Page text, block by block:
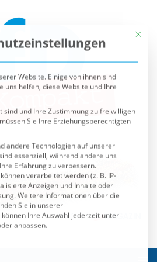
Website. Einige von ihnen sind
sind und Ihre Zustimmung zu freiwilligen
andere Technologien auf unserer
Erfahrung zu verbessern.
verarbeitet werden (z. B. IP-
Anzeigen und Inhalte oder
Weitere Informationen über die
Sie in unserer
können Ihre Auswahl jederzeit unter
anpassen.
Gruppen, für die eine